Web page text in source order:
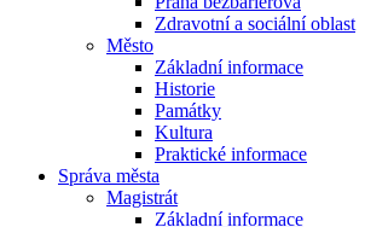
Zdravotní a sociální oblast
Město
Základní informace
Historie
Památky
Kultura
Praktické informace
Správa města
Magistrát
Základní informace